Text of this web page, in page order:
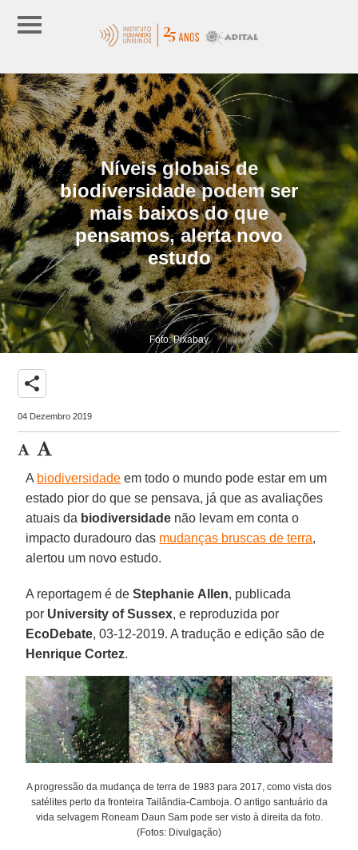
Níveis globais de
biodiversidade podem ser
mais baixos do que
pensamos, alerta novo
estudo
Foto: Pixabay
share
04 Dezembro 2019
A biodiversidade em todo o mundo pode estar em um
estado pior do que se pensava, já que as avaliações
atuais da biodiversidade não levam em conta o
impacto duradouro das mudanças bruscas de terra,
alertou um novo estudo.
A reportagem é deStephanie Allen, publicada
por University of Sussex, e reproduzida por
EcoDebate, 03-12-2019. A tradução e edição são de
Henrique Cortez.
A progressão da mudança de terra de 1983 para 2017, como vista dos
satélites perto da fronteira Tailândia-Camboja. O antigo santuário da
vida selvagem Roneam Daun Sam pode ser visto à direita da foto.
(Fotos: Divulgação)